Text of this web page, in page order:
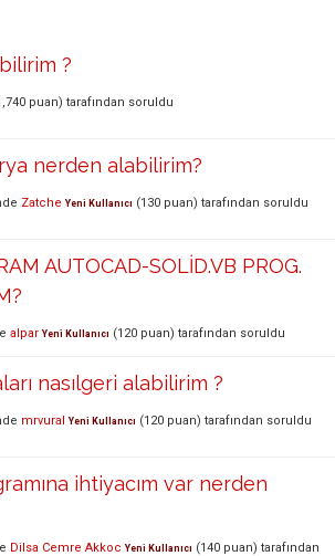
?
puan) tarafından soruldu
nerden alabilirim?
Zatche Yeni Kullanıcı (130 puan) tarafından soruldu
AUTOCAD-SOLİD.VB PROG.
alpar Yeni Kullanıcı (120 puan) tarafından soruldu
nasılgeri alabilirim ?
mrvural Yeni Kullanıcı (120 puan) tarafından soruldu
ihtiyacım var nerden
Dilsa Cemre Akkoc Yeni Kullanıcı (140 puan) tarafından